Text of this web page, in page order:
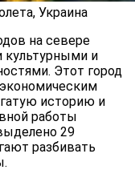
Украина
на севере
культурными и
Этот город
историю и
работы
29
разбивать